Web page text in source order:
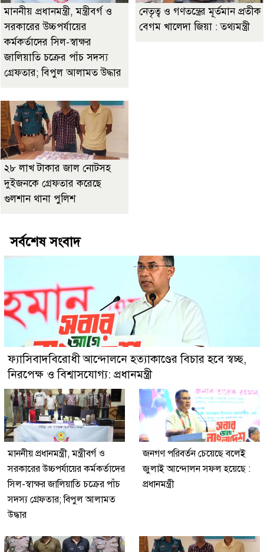
মাননীয় প্রধানমন্ত্রী, মন্ত্রীবর্গ ও
সরকারের উচ্চপর্যায়ের
কর্মকর্তাদের সিল-স্বাক্ষর
জালিয়াতি চক্রের পাঁচ সদস্য
গ্রেফতার; বিপুল আলামত উদ্ধার
নেতৃত্ব ও গণতন্ত্রের মূর্তমান প্রতীক
বেগম খালেদা জিয়া : তথ্যমন্ত্রী
২৮ লাখ টাকার জাল নোটসহ
দুইজনকে গ্রেফতার করেছে
গুলশান থানা পুলিশ
সর্বশেষ সংবাদ
ফ্যাসিবাদবিরোধী আন্দোলনে হত্যাকাণ্ডের বিচার হবে স্বচ্ছ,
নিরপেক্ষ ও বিশ্বাসযোগ্য: প্রধানমন্ত্রী
মাননীয় প্রধানমন্ত্রী, মন্ত্রীবর্গ ও
সরকারের উচ্চপর্যায়ের কর্মকর্তাদের
সিল-স্বাক্ষর জালিয়াতি চক্রের পাঁচ
সদস্য গ্রেফতার; বিপুল আলামত
উদ্ধার
জনগণ পরিবর্তন চেয়েছে বলেই
জুলাই আন্দোলন সফল হয়েছে :
প্রধানমন্ত্রী